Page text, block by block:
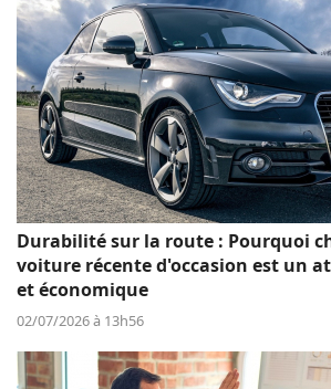
Durabilité sur la route : Pourquoi
voiture récente d'occasion est un
et économique
02/07/2026 à 13h56